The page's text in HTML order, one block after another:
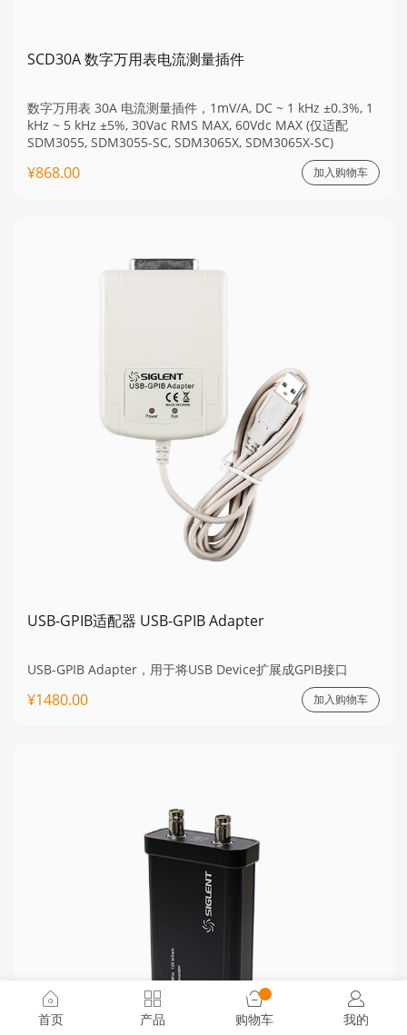
SCD30A 数字万用表电流测量插件
数字万用表 30A 电流测量插件，1mV/A, DC ~ 1 kHz ±0.3%, 1
kHz ~ 5 kHz ±5%, 30Vac RMS MAX, 60Vdc MAX (仅适配
SDM3055, SDM3055-SC, SDM3065X, SDM3065X-SC)
¥868.00 加入购物车
USB-GPIB适配器 USB-GPIB Adapter
USB-GPIB Adapter，用于将USB Device扩展成GPIB接口
¥1480.00 加入购物车
首页 产品 购物车 我的